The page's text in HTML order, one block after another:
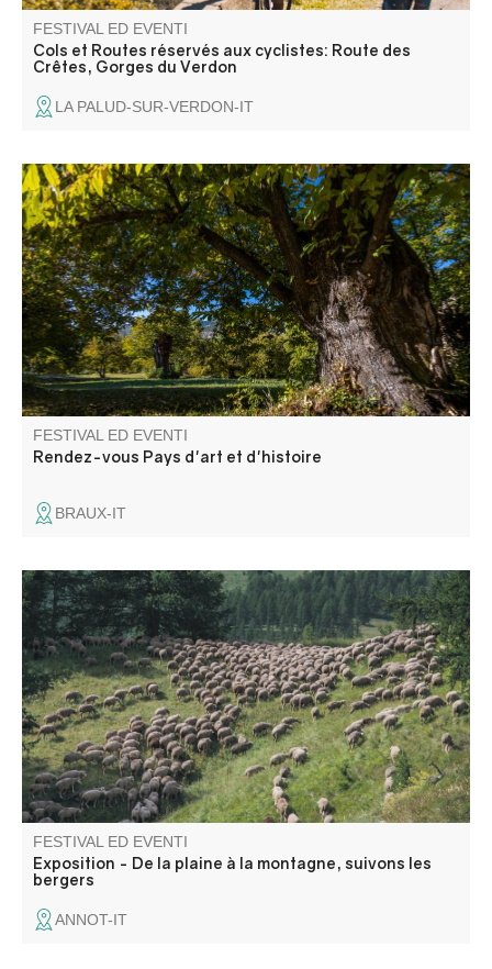
FESTIVAL ED EVENTI
Cols et Routes réservés aux cyclistes: Route des
Crêtes, Gorges du Verdon
LA PALUD-SUR-VERDON-IT
Patrimoine et agriculture : visite d'une châtaigneraie et
rencontre sur les variétés de châtaigne.
FESTIVAL ED EVENTI
Rendez-vous Pays d'art et d'histoire
BRAUX-IT
Les photos d’Emmanuel Breteau, photographe
professionnel, représentent l’activité pastorale à travers le
travail du berger / éleveur de façon originale et
esthétique.
FESTIVAL ED EVENTI
Exposition - De la plaine à la montagne, suivons les
bergers
ANNOT-IT